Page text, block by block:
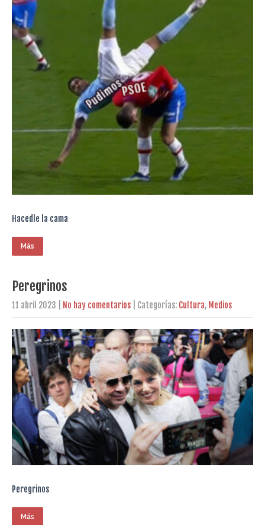
Hacedle la cama
Más
Peregrinos
11 abril 2023 No hay comentarios | Categorías: Cultura, Medios
Peregrinos
Más